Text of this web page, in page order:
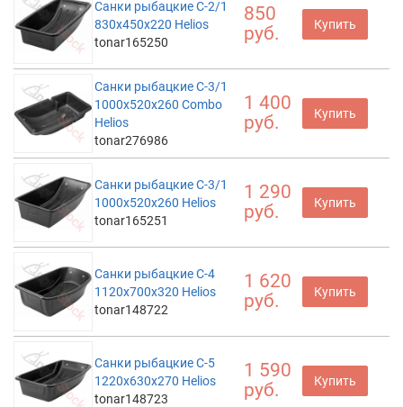
Санки рыбацкие С-2/1
830x450x220 Helios
tonar165250
850
руб.
Купить
Санки рыбацкие С-3/1
1000x520x260 Combo
Helios
tonar276986
1 400
руб.
Купить
Санки рыбацкие С-3/1
1000х520х260 Helios
tonar165251
1 290
руб.
Купить
Санки рыбацкие С-4
1120x700x320 Helios
tonar148722
1 620
руб.
Купить
Санки рыбацкие С-5
1220x630x270 Helios
tonar148723
1 590
руб.
Купить